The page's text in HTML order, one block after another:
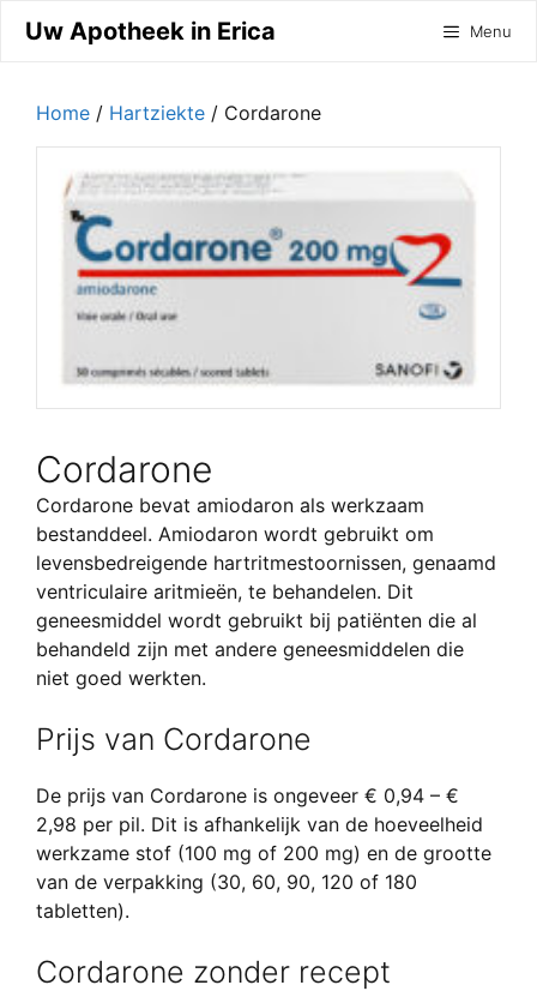
naar
inhoud
Uw Apotheek in Erica Menu
Home / Hartziekte / Cordarone
Cordarone
Cordarone bevat amiodaron als werkzaam
bestanddeel. Amiodaron wordt gebruikt om
levensbedreigende hartritmestoornissen, genaamd
ventriculaire aritmieën, te behandelen. Dit
geneesmiddel wordt gebruikt bij patiënten die al
behandeld zijn met andere geneesmiddelen die
niet goed werkten.
Prijs van Cordarone
De prijs van Cordarone is ongeveer € 0,94 – €
2,98 per pil. Dit is afhankelijk van de hoeveelheid
werkzame stof (100 mg of 200 mg) en de grootte
van de verpakking (30, 60, 90, 120 of 180
tabletten).
Cordarone zonder recept